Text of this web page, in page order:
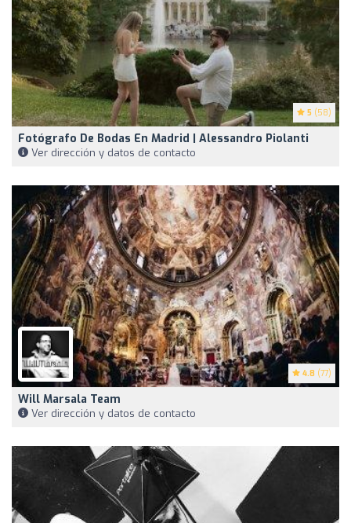
5 (58)
Fotógrafo De Bodas En Madrid | Alessandro Piolanti
Ver dirección y datos de contacto
4.8 (77)
Will Marsala Team
Ver dirección y datos de contacto